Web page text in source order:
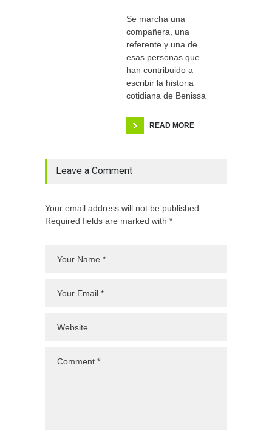
Se marcha una
compañera, una
referente y una de
esas personas que
han contribuido a
escribir la historia
cotidiana de Benissa
READ MORE
Leave a Comment
Your email address will not be published.
Required fields are marked with *